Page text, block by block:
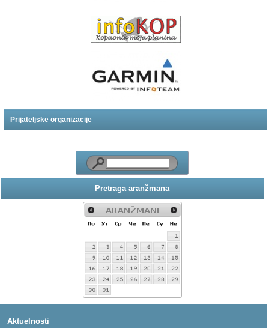
Prijateljske organizacije
Pretraga aranžmana
Aktuelnosti